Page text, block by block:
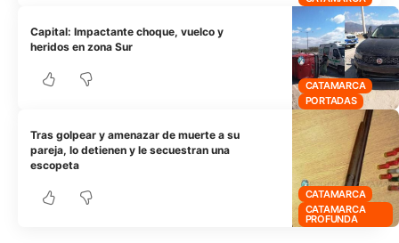
CATAMARCA
PORTADAS
Capital: Impactante choque, vuelco y
heridos en zona Sur
CATAMARCA
CATAMARCA
PROFUNDA
Tras golpear y amenazar de muerte a su
pareja, lo detienen y le secuestran una
escopeta